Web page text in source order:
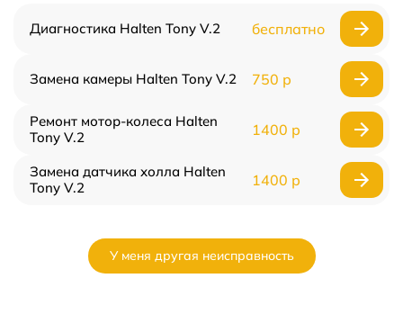
Диагностика Halten Tony V.2 бесплатно
Замена камеры Halten Tony V.2 750 р
Ремонт мотор-колеса Halten
Tony V.2
1400 р
Замена датчика холла Halten
Tony V.2
1400 р
У меня другая неисправность